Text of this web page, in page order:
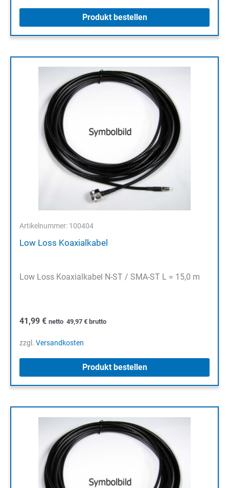
Produkt bestellen
Artikelnummer: 100404
Low Loss Koaxialkabel
Low Loss Koaxialkabel N-ST / SMA-ST L = 15,0 m
41,99 € netto 49,97 € brutto
zzgl. Versandkosten
Produkt bestellen